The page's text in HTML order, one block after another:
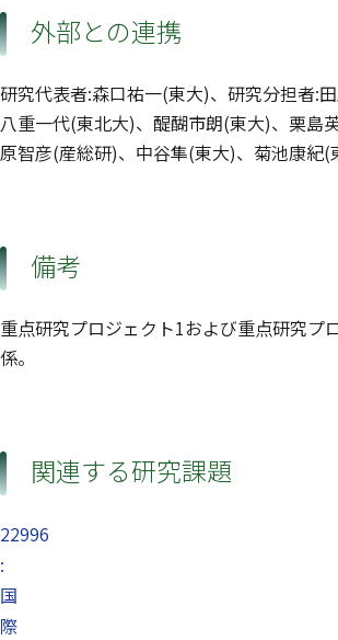
外部との連携
研究代表者:森口祐一(東大)、研究分担者:
八重一代(東北大)、醍醐市朗(東大)、栗島
原智彦(産総研)、中谷隼(東大)、菊池康紀(
備考
重点研究プロジェクト1および重点研究プ
係。
関連する研究課題
22996
:
国
際